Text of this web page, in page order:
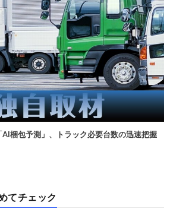
AI梱包予測」、トラック必要台数の迅速把握
てチェック